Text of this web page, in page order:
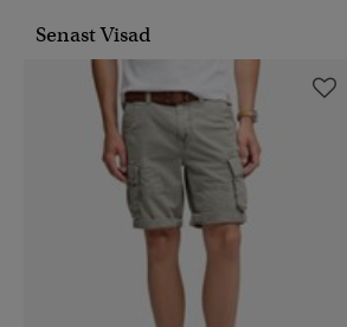
Senast Visad